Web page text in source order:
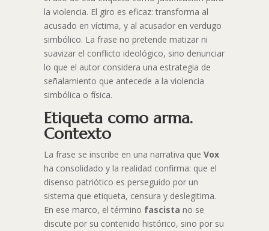
la violencia. El giro es eficaz: transforma al
acusado en víctima, y al acusador en verdugo
simbólico. La frase no pretende matizar ni
suavizar el conflicto ideológico, sino denunciar
lo que el autor considera una estrategia de
señalamiento que antecede a la violencia
simbólica o física.
Etiqueta como arma.
Contexto
La frase se inscribe en una narrativa que Vox
ha consolidado y la realidad confirma: que el
disenso patriótico es perseguido por un
sistema que etiqueta, censura y deslegitima.
En ese marco, el término fascista no se
discute por su contenido histórico, sino por su